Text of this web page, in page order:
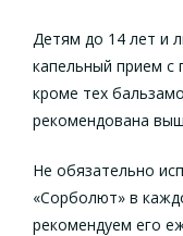
Детям до 14 лет и
капельный прием с
кроме тех
рекомендована
Не обязательно
«Сорболют» в
рекомендуем его